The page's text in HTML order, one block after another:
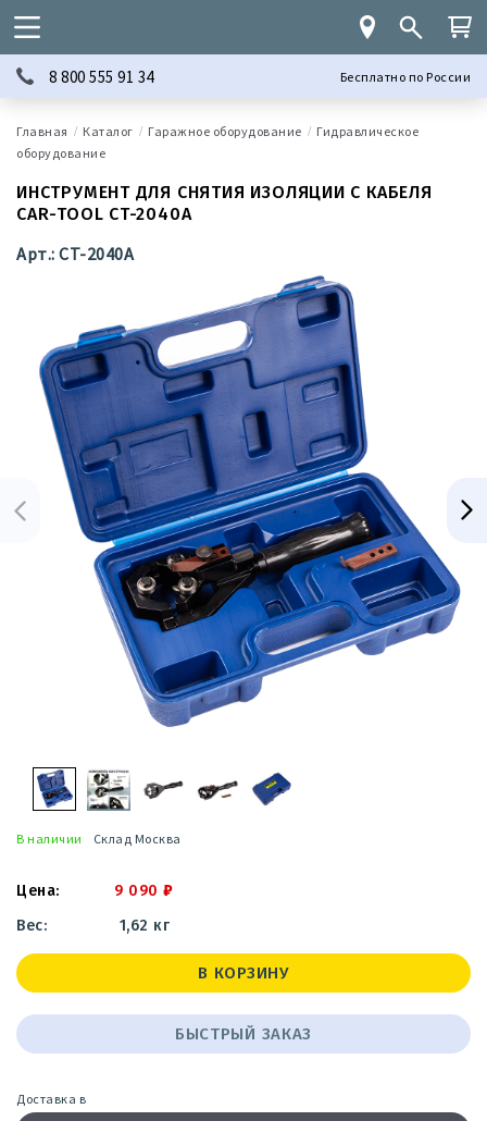
8 800 555 91 34 Бесплатно по России
Каталог Гаражное оборудование
Гидравлическое
оборудование
ИНСТРУМЕНТ ДЛЯ СНЯТИЯ ИЗОЛЯЦИИ С КАБЕЛЯ
CAR-TOOL CT-2040A
Арт.: CT-2040A
9 090 ₽
1,62 кг
БЫСТРЫЙ ЗАКАЗ
В КОРЗИНУ
Склад Москва
В наличии
Доставка в